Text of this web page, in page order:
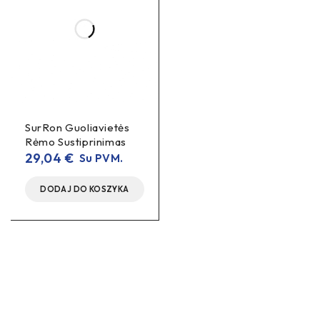
SurRon Guoliavietės
Rėmo Sustiprinimas
29,04€ Su PVM.
DODAJ DO KOSZYKA